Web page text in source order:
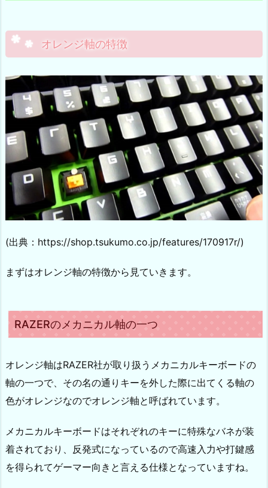
オレンジ軸の特徴
(出典：https://shop.tsukumo.co.jp/features/170917r/)
まずはオレンジ軸の特徴から見ていきます。
RAZERのメカニカル軸の一つ
オレンジ軸はRAZER社が取り扱うメカニカルキーボードの
軸の一つで、その名の通りキーを外した際に出てくる軸の
色がオレンジなのでオレンジ軸と呼ばれています。
メカニカルキーボードはそれぞれのキーに特殊なバネが装
着されており、反発式になっているので高速入力や打鍵感
を得られてゲーマー向きと言える仕様となっていますね。